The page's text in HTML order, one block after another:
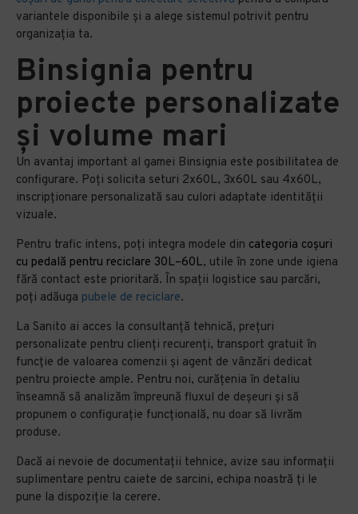
variantele disponibile și a alege sistemul potrivit pentru
organizația ta.
Binsignia pentru
proiecte personalizate
și volume mari
Un avantaj important al gamei Binsignia este posibilitatea de
configurare. Poți solicita seturi 2x60L, 3x60L sau 4x60L,
inscripționare personalizată sau culori adaptate identității
vizuale.
Pentru trafic intens, poți integra modele din categoria coșuri
cu pedală pentru reciclare 30L–60L, utile în zone unde igiena
fără contact este prioritară. În spații logistice sau parcări,
poți adăuga pubele de reciclare.
La Sanito ai acces la consultanță tehnică, prețuri
personalizate pentru clienți recurenți, transport gratuit în
funcție de valoarea comenzii și agent de vânzări dedicat
pentru proiecte ample. Pentru noi, curățenia în detaliu
înseamnă să analizăm împreună fluxul de deșeuri și să
propunem o configurație funcțională, nu doar să livrăm
produse.
Dacă ai nevoie de documentații tehnice, avize sau informații
suplimentare pentru caiete de sarcini, echipa noastră ți le
pune la dispoziție la cerere.